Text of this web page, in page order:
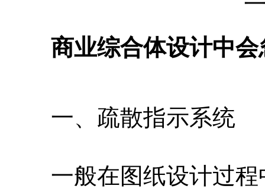
商业综合体设计中会
一、疏散指示系统
一般在图纸设计过程